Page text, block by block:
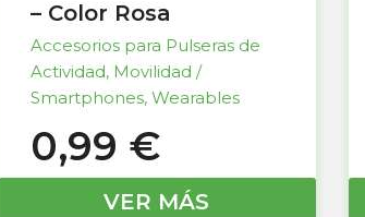
– Color Rosa
Accesorios para Pulseras de
Actividad, Movilidad /
Smartphones, Wearables
0,99 €
VER MÁS